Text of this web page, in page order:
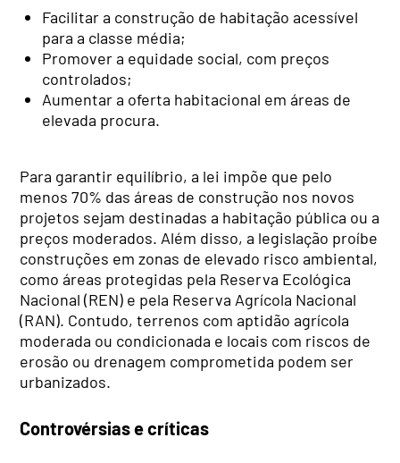
Facilitar a construção de habitação acessível
para a classe média;
Promover a equidade social, com preços
controlados;
Aumentar a oferta habitacional em áreas de
elevada procura.
Para garantir equilíbrio, a lei impõe que pelo
menos 70% das áreas de construção nos novos
projetos sejam destinadas a habitação pública ou a
preços moderados. Além disso, a legislação proíbe
construções em zonas de elevado risco ambiental,
como áreas protegidas pela Reserva Ecológica
Nacional (REN) e pela Reserva Agrícola Nacional
(RAN). Contudo, terrenos com aptidão agrícola
moderada ou condicionada e locais com riscos de
erosão ou drenagem comprometida podem ser
urbanizados.
Controvérsias e críticas